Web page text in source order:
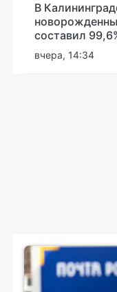
В
составил
вчера, 14:34